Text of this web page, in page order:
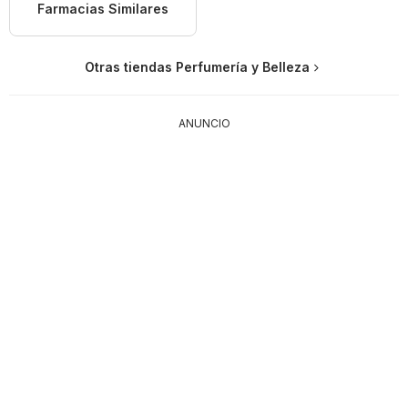
Farmacias Similares
Otras tiendas Perfumería y Belleza
ANUNCIO